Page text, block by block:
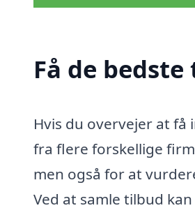
Få de
Hvis du overvejer at
fra flere forskellige
men også for at
Ved at samle tilbud